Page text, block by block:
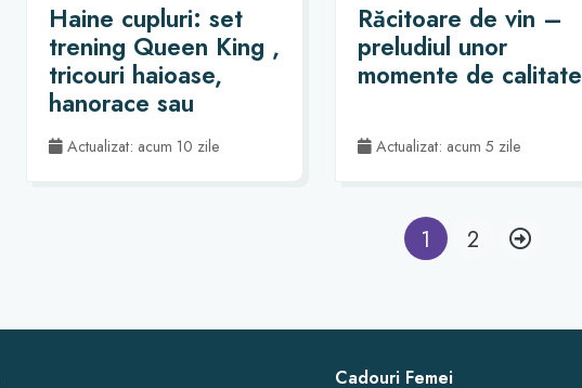
Haine cupluri: set
trening Queen King ,
tricouri haioase,
hanorace sau
pulovere
Actualizat: acum 10 zile
Răcitoare de vin –
preludiul unor
momente de calitate
Actualizat: acum 5 zile
1 2
Cadouri Femei